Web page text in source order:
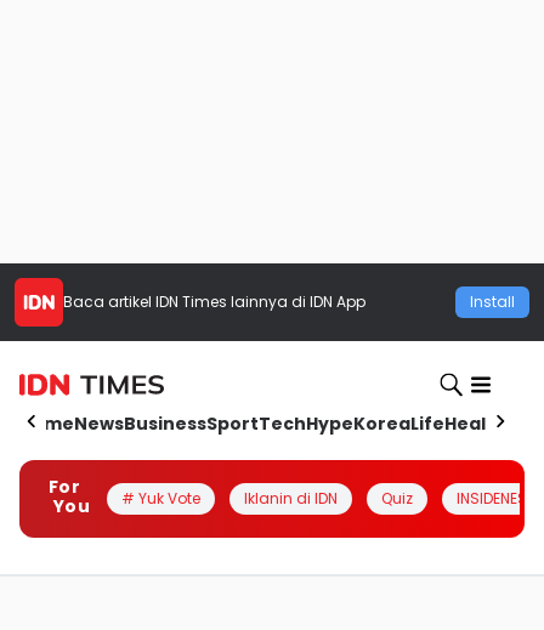
Baca artikel IDN Times lainnya di IDN App Install
HomeNewsBusinessSportTechHypeKoreaLifeHealth
For
You
# Yuk Vote Iklanin di IDN Quiz INSIDENESIA